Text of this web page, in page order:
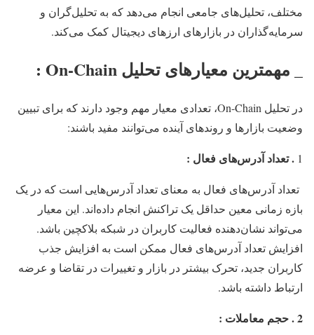
مختلف، تحلیل‌های جامعی انجام می‌دهد که به تحلیل‌گران و
سرمایه‌گذاران در بازارهای ارزهای دیجیتال کمک می‌کند.
_ مهمترین معیارهای تحلیل On-Chain :
در تحلیل On-Chain، تعدادی معیار مهم وجود دارند که برای تبیین
وضعیت بازارها و روندهای آینده می‌توانند مفید باشند:
1 . تعداد آدرس‌های فعال :
تعداد آدرس‌های فعال به معنای تعداد آدرس‌هایی است که در یک
بازه زمانی معین حداقل یک تراکنش انجام داده‌اند. این معیار
می‌تواند نشان‌دهنده فعالیت کاربران در شبکه بلاکچین باشد.
افزایش تعداد آدرس‌های فعال ممکن است به افزایش جذب
کاربران جدید، تحرک بیشتر در بازار و تغییرات در تقاضا و عرضه
ارتباط داشته باشد.
2 . حجم معاملات :